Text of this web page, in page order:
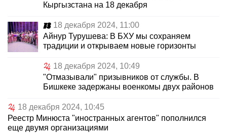
Кыргызстана на 18 декабря
18 декабря 2024, 11:00
Айнур Турушева: В БХУ мы сохраняем
традиции и открываем новые горизонты
18 декабря 2024, 10:49
"Отмазывали" призывников от службы. В
Бишкеке задержаны военкомы двух районов
18 декабря 2024, 10:45
Реестр Минюста "иностранных агентов" пополнился
еще двумя организациями